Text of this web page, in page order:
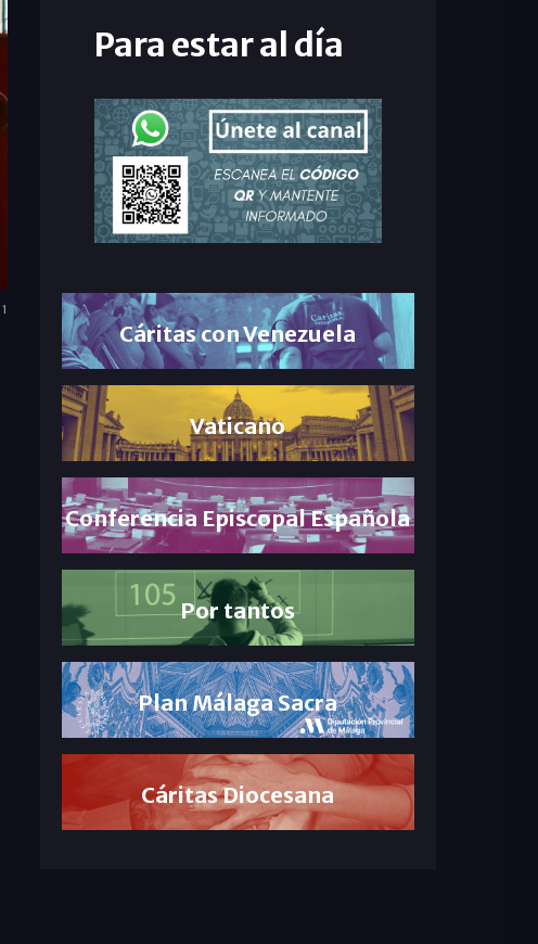
Para estar al día
Cáritas con Venezuela
Vaticano
Conferencia Episcopal Española
Por tantos
Plan Málaga Sacra
Cáritas Diocesana